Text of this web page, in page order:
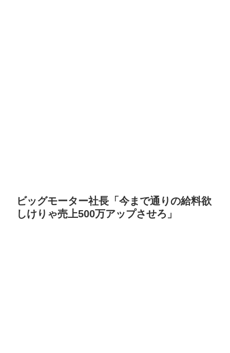
ビッグモーター社長「今まで通りの給料欲
しけりゃ売上500万アップさせろ」